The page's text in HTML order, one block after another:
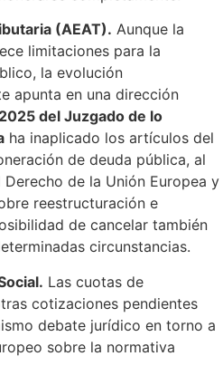
(AEAT). Aunque la
limitaciones para la
la evolución
apunta en una dirección
del Juzgado de lo
ha inaplicado los artículos del
de deuda pública, al
de la Unión Europea y
reestructuración e
de cancelar también
circunstancias.
Las cuotas de
cotizaciones pendientes
debate jurídico en torno a
sobre la normativa